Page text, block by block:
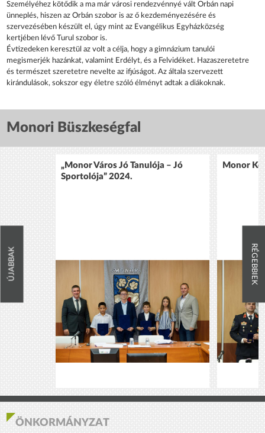
Személyéhez kötődik a ma már városi rendezvénnyé vált Orbán napi
ünneplés, hiszen az Orbán szobor is az ő kezdeményezésére és
szervezésében készült el, úgy mint az Evangélikus Egyházközség
kertjében lévő Turul szobor is.
Évtizedeken keresztül az volt a célja, hogy a gimnázium tanulói
megismerjék hazánkat, valamint Erdélyt, és a Felvidéket. Hazaszeretetre
és természet szeretetre nevelte az ifjúságot. Az általa szervezett
kirándulások, sokszor egy életre szóló élményt adtak a diákoknak.
Monori Büszkeségfal
ÚJABBAK
„Monor Város Jó Tanulója – Jó
Sportolója” 2024.
Monor
RÉGEBBIEK
ÖNKORMÁNYZAT